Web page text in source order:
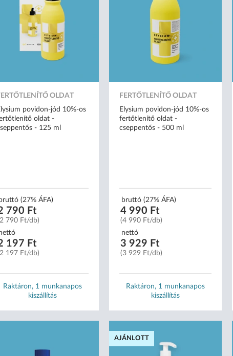
OLDAT
povidon-jód 10%-os
oldat -
- 125 ml
bruttó (27% ÁFA)
790 Ft
790 Ft/db)
197 Ft
197 Ft/db)
Raktáron, 1 munkanapos
kiszállítás
FERTŐTLENÍTŐ OLDAT
Elysium povidon-jód 10%-os
fertőtlenítő oldat -
cseppentős - 500 ml
bruttó (27% ÁFA)
4 990 Ft
(4 990 Ft/db)
nettó
3 929 Ft
(3 929 Ft/db)
Raktáron, 1 munkanapos
kiszállítás
AJÁNLOTT